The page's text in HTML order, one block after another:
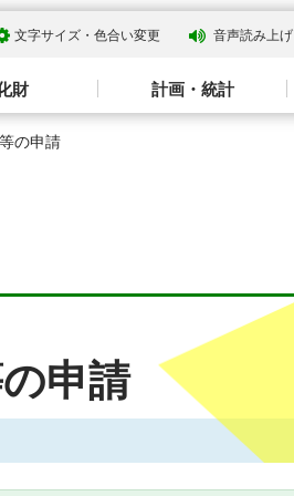
文字サイズ・色合い変更 音声読み上げ
財 計画・統計
の申請
申請